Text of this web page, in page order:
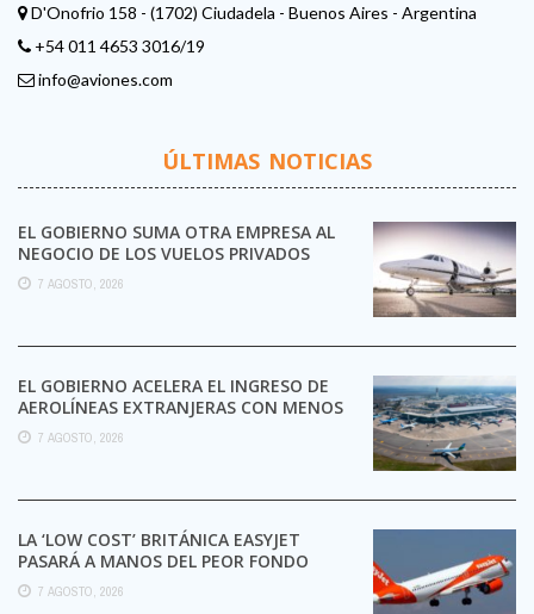
D'Onofrio 158 - (1702) Ciudadela - Buenos Aires - Argentina
+54 011 4653 3016/19
info@aviones.com
ÚLTIMAS NOTICIAS
EL GOBIERNO SUMA OTRA EMPRESA AL
NEGOCIO DE LOS VUELOS PRIVADOS
7 AGOSTO, 2026
EL GOBIERNO ACELERA EL INGRESO DE
AEROLÍNEAS EXTRANJERAS CON MENOS
TRÁMITES
7 AGOSTO, 2026
LA ‘LOW COST’ BRITÁNICA EASYJET
PASARÁ A MANOS DEL PEOR FONDO
POSIBLE:
7 AGOSTO, 2026